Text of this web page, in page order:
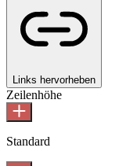
Links hervorheben
Zeilenhöhe
Standard